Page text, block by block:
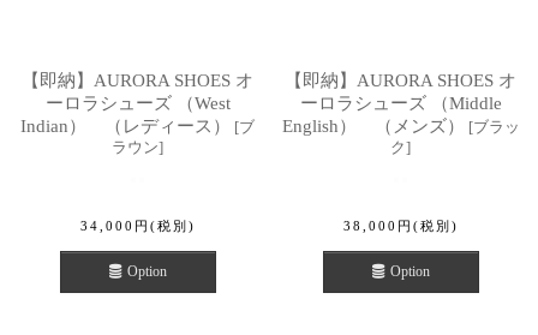
【即納】AURORA SHOES オ
ーロラシューズ （West
Indian） （レディース）
[ブ
ラウン]
34,000 円 (税別)
Option
【即納】AURORA SHOES オ
ーロラシューズ （Middle
English） （メンズ）
[ブラッ
ク]
38,000 円 (税別)
Option